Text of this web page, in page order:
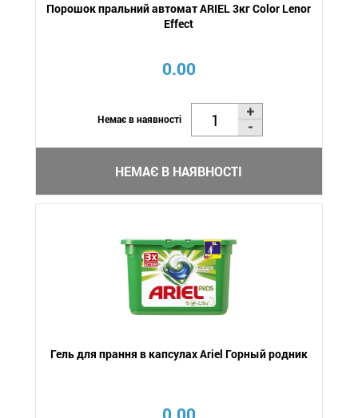
Порошок пральний автомат ARIEL 3кг Color Lenor
Effect
0.00
Немає в наявності
НЕМАЄ В НАЯВНОСТІ
Гель для прання в капсулах Аriel Горный родник